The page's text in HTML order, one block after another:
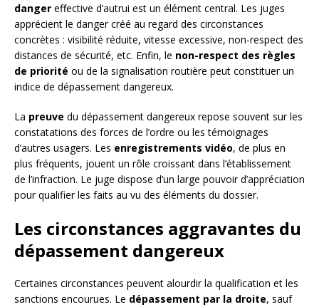
danger effective d’autrui est un élément central. Les juges
apprécient le danger créé au regard des circonstances
concrètes : visibilité réduite, vitesse excessive, non-respect des
distances de sécurité, etc. Enfin, le non-respect des règles
de priorité ou de la signalisation routière peut constituer un
indice de dépassement dangereux.
La preuve du dépassement dangereux repose souvent sur les
constatations des forces de l’ordre ou les témoignages
d’autres usagers. Les enregistrements vidéo, de plus en
plus fréquents, jouent un rôle croissant dans l’établissement
de l’infraction. Le juge dispose d’un large pouvoir d’appréciation
pour qualifier les faits au vu des éléments du dossier.
Les circonstances aggravantes du
dépassement dangereux
Certaines circonstances peuvent alourdir la qualification et les
sanctions encourues. Le dépassement par la droite, sauf